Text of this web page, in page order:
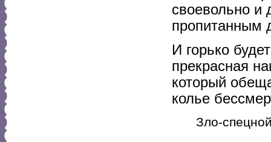
своевольно и
пропитанным
И горько
прекрасная
который
колье
Зло-